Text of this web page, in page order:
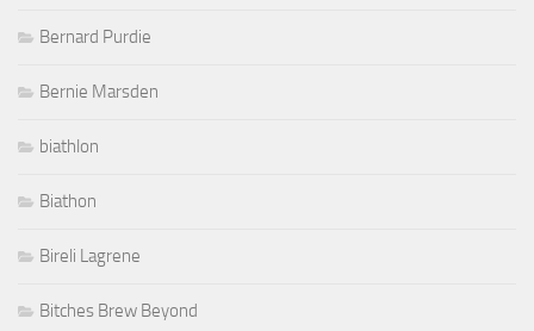
Bernard Purdie
Bernie Marsden
biathlon
Biathon
Bireli Lagrene
Bitches Brew Beyond